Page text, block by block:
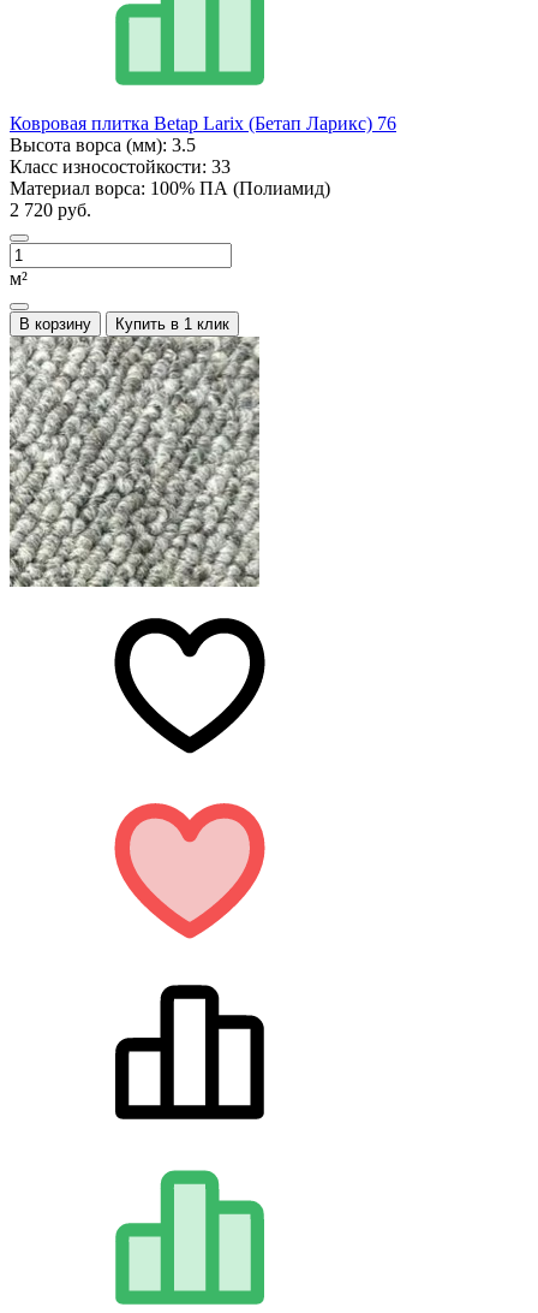
Ковровая плитка Betap Larix (Бетап Ларикс) 76
Высота ворса (мм): 3.5
Класс износостойкости: 33
Материал ворса: 100% ПА (Полиамид)
2 720 руб.
м²
В корзину Купить в 1 клик